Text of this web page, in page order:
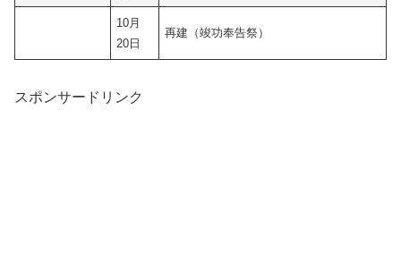
10月
20日
再建（竣功奉告祭）
スポンサードリンク